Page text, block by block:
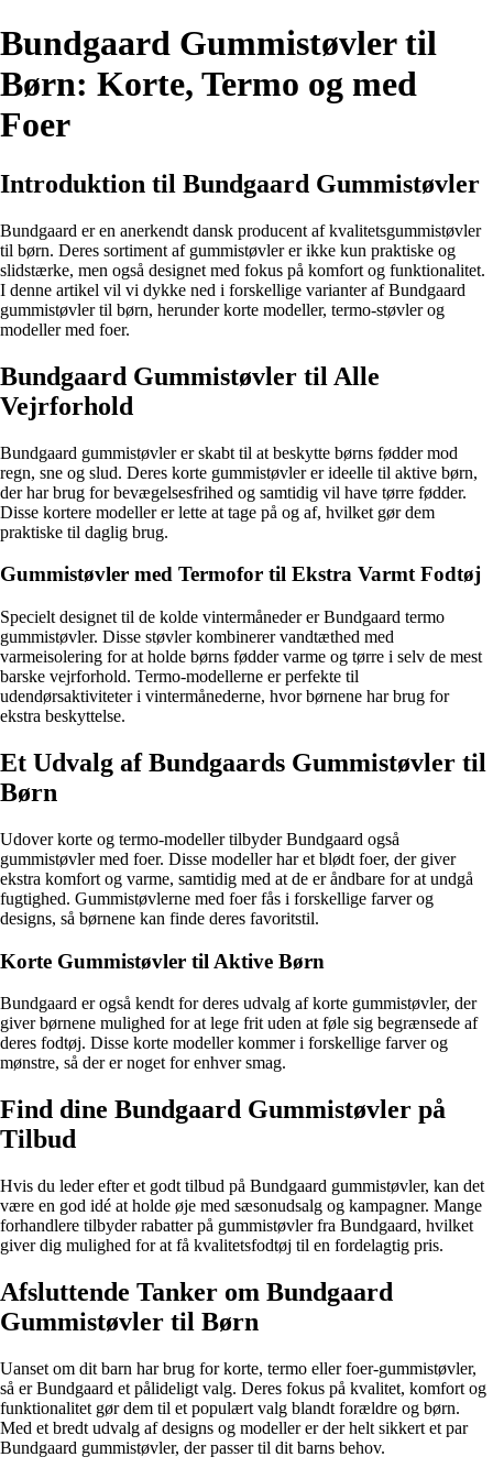
Bundgaard Gummistøvler til
Børn: Korte, Termo og med
Foer
Introduktion til Bundgaard Gummistøvler
Bundgaard er en anerkendt dansk producent af kvalitetsgummistøvler
til børn. Deres sortiment af gummistøvler er ikke kun praktiske og
slidstærke, men også designet med fokus på komfort og funktionalitet.
I denne artikel vil vi dykke ned i forskellige varianter af Bundgaard
gummistøvler til børn, herunder korte modeller, termo-støvler og
modeller med foer.
Bundgaard Gummistøvler til Alle
Vejrforhold
Bundgaard gummistøvler er skabt til at beskytte børns fødder mod
regn, sne og slud. Deres korte gummistøvler er ideelle til aktive børn,
der har brug for bevægelsesfrihed og samtidig vil have tørre fødder.
Disse kortere modeller er lette at tage på og af, hvilket gør dem
praktiske til daglig brug.
Gummistøvler med Termofor til Ekstra Varmt Fodtøj
Specielt designet til de kolde vintermåneder er Bundgaard termo
gummistøvler. Disse støvler kombinerer vandtæthed med
varmeisolering for at holde børns fødder varme og tørre i selv de mest
barske vejrforhold. Termo-modellerne er perfekte til
udendørsaktiviteter i vintermånederne, hvor børnene har brug for
ekstra beskyttelse.
Et Udvalg af Bundgaards Gummistøvler til
Børn
Udover korte og termo-modeller tilbyder Bundgaard også
gummistøvler med foer. Disse modeller har et blødt foer, der giver
ekstra komfort og varme, samtidig med at de er åndbare for at undgå
fugtighed. Gummistøvlerne med foer fås i forskellige farver og
designs, så børnene kan finde deres favoritstil.
Korte Gummistøvler til Aktive Børn
Bundgaard er også kendt for deres udvalg af korte gummistøvler, der
giver børnene mulighed for at lege frit uden at føle sig begrænsede af
deres fodtøj. Disse korte modeller kommer i forskellige farver og
mønstre, så der er noget for enhver smag.
Find dine Bundgaard Gummistøvler på
Tilbud
Hvis du leder efter et godt tilbud på Bundgaard gummistøvler, kan det
være en god idé at holde øje med sæsonudsalg og kampagner. Mange
forhandlere tilbyder rabatter på gummistøvler fra Bundgaard, hvilket
giver dig mulighed for at få kvalitetsfodtøj til en fordelagtig pris.
Afsluttende Tanker om Bundgaard
Gummistøvler til Børn
Uanset om dit barn har brug for korte, termo eller foer-gummistøvler,
så er Bundgaard et pålideligt valg. Deres fokus på kvalitet, komfort og
funktionalitet gør dem til et populært valg blandt forældre og børn.
Med et bredt udvalg af designs og modeller er der helt sikkert et par
Bundgaard gummistøvler, der passer til dit barns behov.